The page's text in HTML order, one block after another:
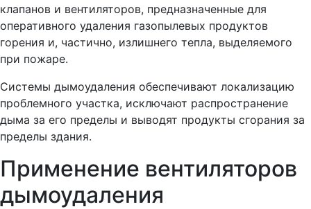
клапанов и вентиляторов, предназначенные для
оперативного удаления газопылевых продуктов
горения и, частично, излишнего тепла, выделяемого
при пожаре.
Системы дымоудаления обеспечивают локализацию
проблемного участка, исключают распространение
дыма за его пределы и выводят продукты сгорания за
пределы здания.
Применение вентиляторов
дымоудаления